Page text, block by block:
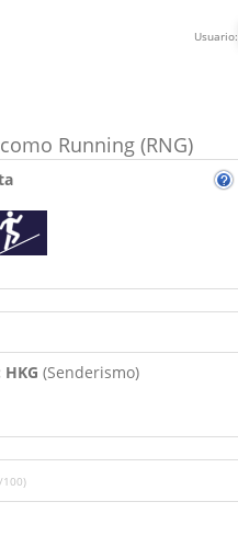
Usuario:
Running (RNG)
(Senderismo)